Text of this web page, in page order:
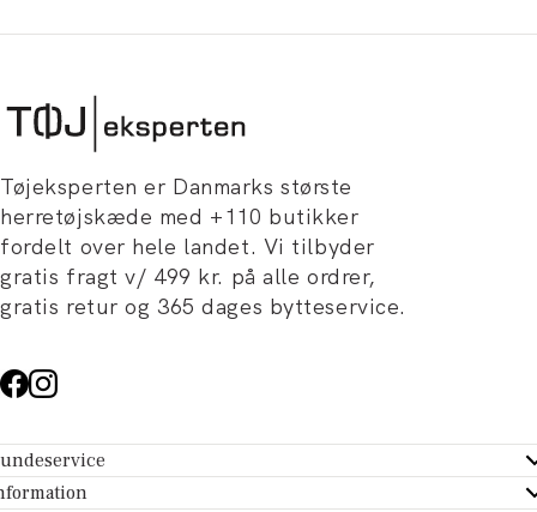
Tøjeksperten er Danmarks største
herretøjskæde med +110 butikker
fordelt over hele landet. Vi tilbyder
gratis fragt v/ 499 kr. på alle ordrer,
gratis retur og 365 dages bytteservice.
- Hjælpecenter